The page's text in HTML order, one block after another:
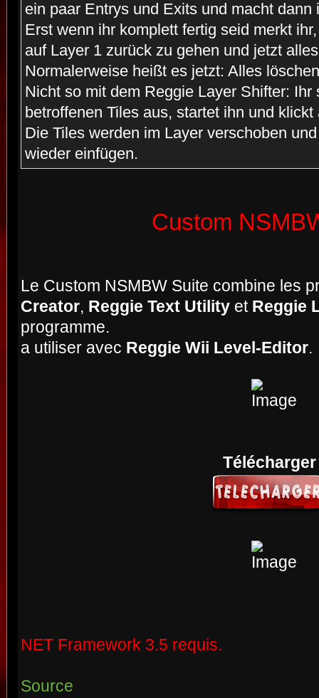
ein paar Entrys und Exits und macht dann
Erst wenn ihr komplett fertig seid merkt
auf Layer 1 zurück zu gehen und jetzt
Normalerweise heißt es jetzt: Alles
Nicht so mit dem Reggie Layer Shifter:
betroffenen Tiles aus, startet ihn und
Die Tiles werden im Layer verschoben
wieder einfügen.
Custom
Le Custom NSMBW Suite combine les
Creator, Reggie Text Utility et Reggie
programme.
a utiliser avec Reggie Wii Level-Editor.
Télécharger
NET Framework 3.5 requis.
Source